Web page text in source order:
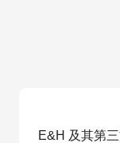
E&H 及其第